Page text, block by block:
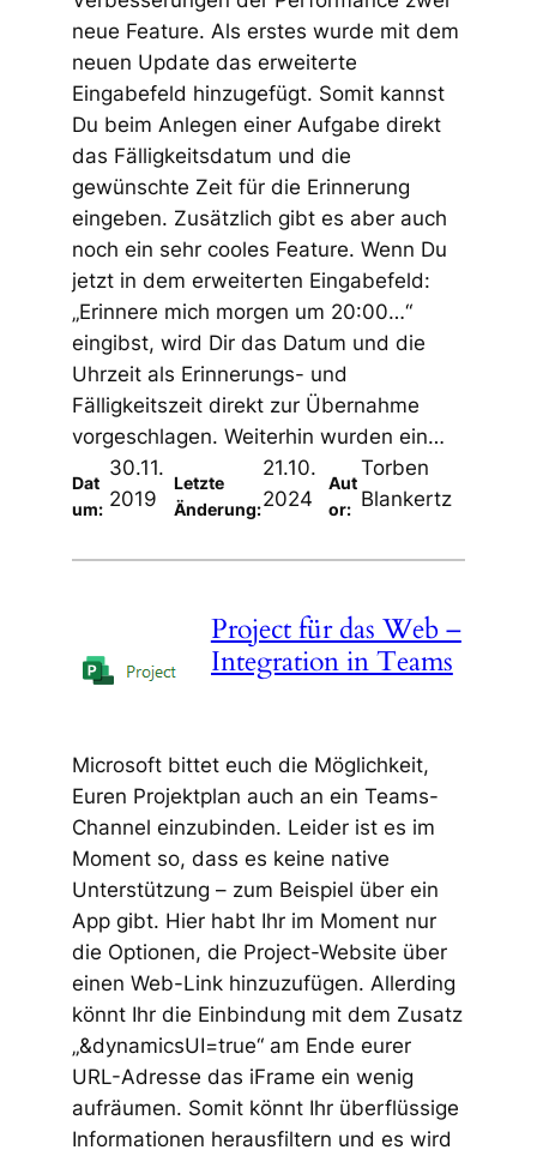
neue Feature. Als erstes wurde mit dem
neuen Update das erweiterte
Eingabefeld hinzugefügt. Somit kannst
Du beim Anlegen einer Aufgabe direkt
das Fälligkeitsdatum und die
gewünschte Zeit für die Erinnerung
eingeben. Zusätzlich gibt es aber auch
noch ein sehr cooles Feature. Wenn Du
jetzt in dem erweiterten Eingabefeld:
„Erinnere mich morgen um 20:00…“
eingibst, wird Dir das Datum und die
Uhrzeit als Erinnerungs- und
Fälligkeitszeit direkt zur Übernahme
vorgeschlagen. Weiterhin wurden ein…
Dat
um:
30.11.
2019
Letzte
Änderung:
21.10.
2024
Aut
or:
Torben
Blankertz
Project für das Web –
Integration in Teams
Microsoft bittet euch die Möglichkeit,
Euren Projektplan auch an ein Teams-
Channel einzubinden. Leider ist es im
Moment so, dass es keine native
Unterstützung – zum Beispiel über ein
App gibt. Hier habt Ihr im Moment nur
die Optionen, die Project-Website über
einen Web-Link hinzuzufügen. Allerding
könnt Ihr die Einbindung mit dem Zusatz
„&dynamicsUI=true“ am Ende eurer
URL-Adresse das iFrame ein wenig
aufräumen. Somit könnt Ihr überflüssige
Informationen herausfiltern und es wird